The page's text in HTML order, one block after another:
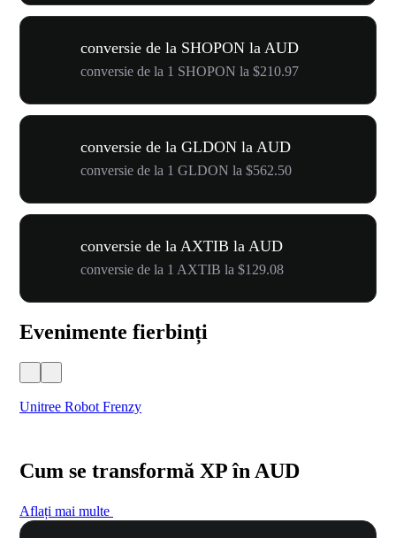
conversie de la SHOPON la AUD
conversie de la 1 SHOPON la $210.97
conversie de la GLDON la AUD
conversie de la 1 GLDON la $562.50
conversie de la AXTIB la AUD
conversie de la 1 AXTIB la $129.08
Evenimente fierbinți
Unitree Robot Frenzy
Cum se transformă XP în AUD
Aflați mai multe